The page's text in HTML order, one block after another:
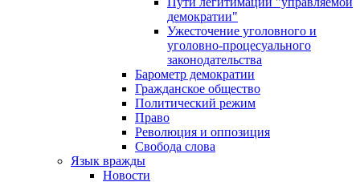
демократии"
Ужесточение уголовного и
уголовно-процесуального
законодательства
Барометр демократии
Гражданское общество
Политический режим
Право
Революция и оппозиция
Свобода слова
Язык вражды
Новости